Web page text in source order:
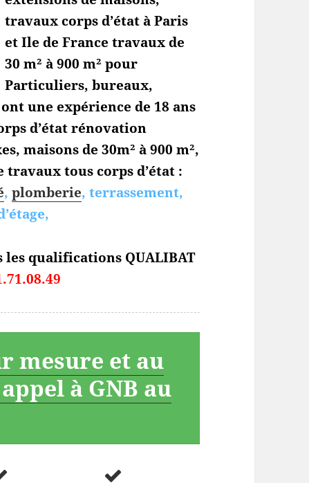
travaux corps d’état à Paris
et Ile de France travaux de
30 m² à 900 m² pour
Particuliers, bureaux,
une expérience de 18 ans
d’étatrénovation
maisons de 30m² à 900 m²,
travaux tous corps d’état :
,plomberie, terrassement,
les qualifications QUALIBAT
mesure et au
à GNB au